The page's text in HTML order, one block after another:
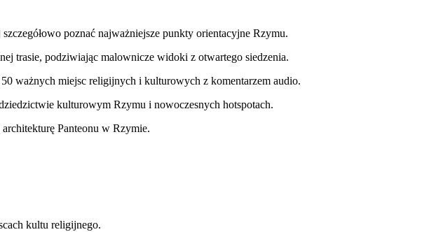
poznać najważniejsze punkty orientacyjne Rzymu.
trasie, podziwiając malownicze widoki z otwartego siedzenia.
ważnych miejsc religijnych i kulturowych z komentarzem audio.
kulturowym Rzymu i nowoczesnych hotspotach.
Panteonu w Rzymie.
kultu religijnego.